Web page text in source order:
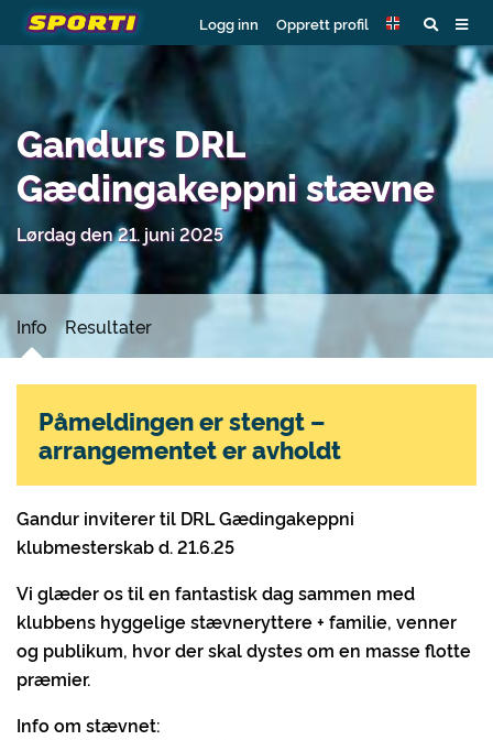
Logg inn Opprett profil
Gandurs DRL
Gædingakeppni stævne
Lørdag den 21. juni 2025
Info Resultater
Gandur inviterer til DRL Gædingakeppni
klubmesterskab d. 21.6.25
Vi glæder os til en fantastisk dag sammen med
klubbens hyggelige stævneryttere + familie, venner
og publikum, hvor der skal dystes om en masse flotte
præmier.
Info om stævnet:
Påmeldingen er stengt –
arrangementet er avholdt